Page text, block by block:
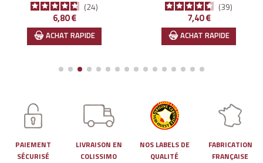
24
Prix
6,80 €
ACHAT RAPIDE
39
Prix
7,40 €
ACHAT RAPIDE
PAIEMENT
SÉCURISÉ
LIVRAISON EN
COLISSIMO
NOS LABELS DE
QUALITÉ
FABRICATION
FRANÇAISE